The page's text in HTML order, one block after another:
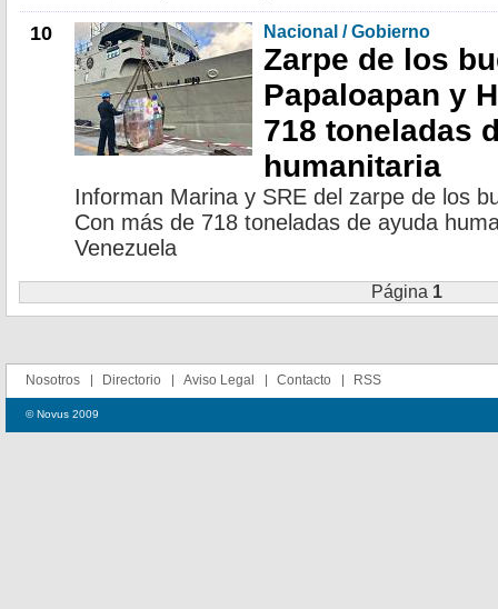
10 Nacional / Gobierno
Zarpe de los
Papaloapan y
718 toneladas
humanitaria
Informan Marina y SRE del zarpe de los
Con más de 718 toneladas de ayuda
Venezuela
Página 1
Nosotros Directorio Aviso Legal Contacto RSS
© Novus 2009